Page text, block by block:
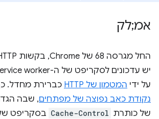
אמ;לק
על ידי המטמון של HTTP
כברירת מחדל.
נקודת כאב נפוצה של מפתחים, שבה
של כותרת Cache-Control